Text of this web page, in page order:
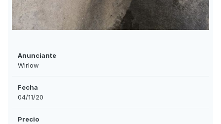
Anunciante
Wirlow
Fecha
04/11/20
Precio